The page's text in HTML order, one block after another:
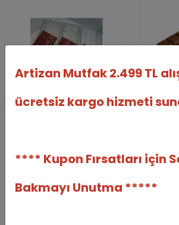
Greyas Moulds
%27
800,73 TL
Artizan Mutfak 2.499 TL
ücretsiz kargo hizmeti
**** Kupon Fırsatları için
Bakmayı Unutma *****